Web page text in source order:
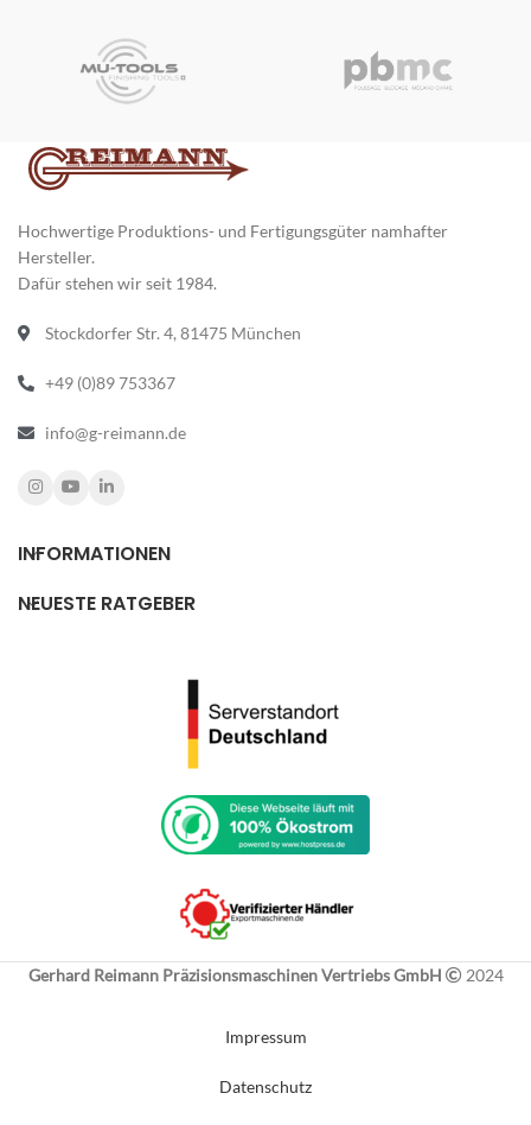
Hochwertige Produktions- und Fertigungsgüter namhafter
Hersteller.
Dafür stehen wir seit 1984.
Stockdorfer Str. 4, 81475 München
+49 (0)89 753367
info@g-reimann.de
INFORMATIONEN
NEUESTE RATGEBER
Gerhard Reimann Präzisionsmaschinen Vertriebs GmbH 2024
Impressum
Datenschutz